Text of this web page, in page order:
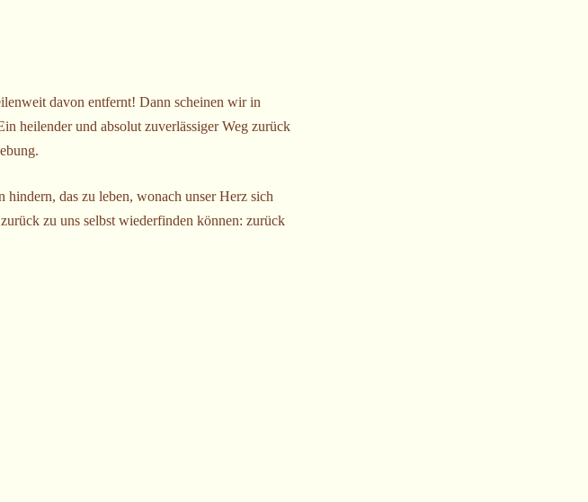
davon entfernt! Dann scheinen wir in
heilender und absolut zuverlässiger Weg zurück
das zu leben, wonach unser Herz sich
zu uns selbst wiederfinden können: zurück